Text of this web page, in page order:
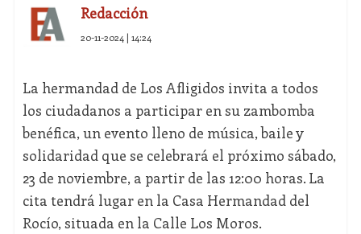
Redacción
20-11-2024 | 14:24
La hermandad de Los Afligidos invita a todos
los ciudadanos a participar en su zambomba
benéfica, un evento lleno de música, baile y
solidaridad que se celebrará el próximo sábado,
23 de noviembre, a partir de las 12:00 horas. La
cita tendrá lugar en la Casa Hermandad del
Rocío, situada en la Calle Los Moros.